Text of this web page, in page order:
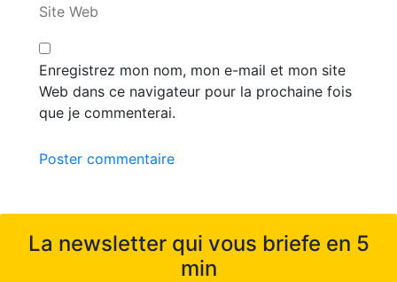
Site Web
Enregistrez mon nom, mon e-mail et mon site
Web dans ce navigateur pour la prochaine fois
que je commenterai.
Poster commentaire
La newsletter qui vous briefe en 5
min